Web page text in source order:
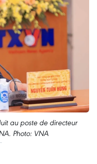
au poste de directeur
Photo: VNA